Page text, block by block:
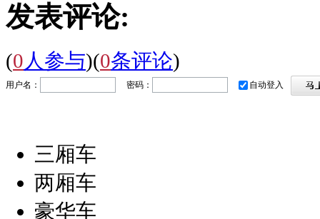
发表评论:
(0 人参与)(0条评论)
用户名： 密码： 自动登入
三厢车
两厢车
豪华车